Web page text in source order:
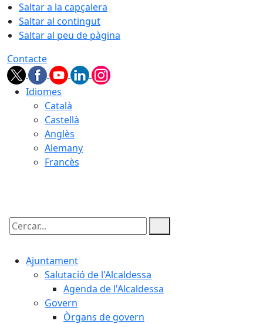
Saltar a la capçalera
Saltar al contingut
Saltar al peu de pàgina
Contacte
Idiomes
Català
Castellà
Anglès
Alemany
Francès
Cercar:
Ajuntament
Salutació de l'Alcaldessa
Agenda de l'Alcaldessa
Govern
Òrgans de govern